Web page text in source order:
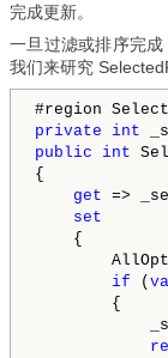
完成更新。
一旦过滤或排序完成
我们来研究
private int
public
int
{
get =>
set
{
if (
{